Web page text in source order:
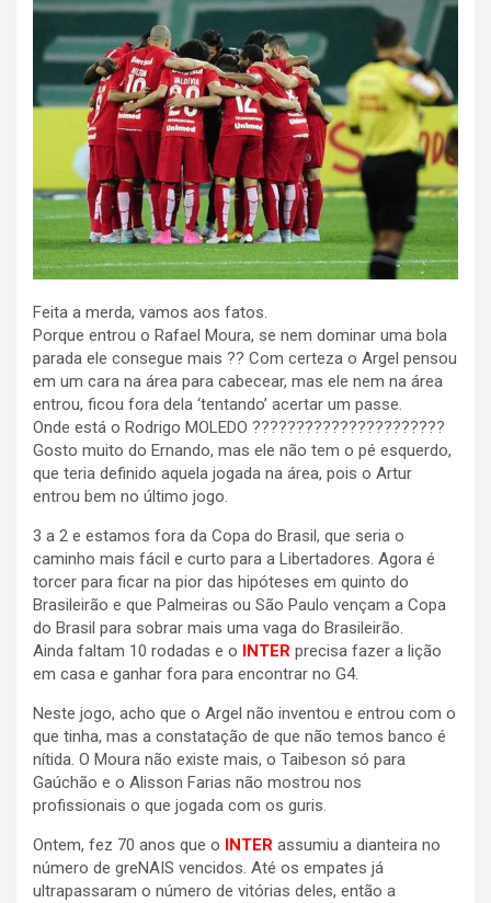
Feita a merda, vamos aos fatos.
Porque entrou o Rafael Moura, se nem dominar uma bola
parada ele consegue mais ?? Com certeza o Argel pensou
em um cara na área para cabecear, mas ele nem na área
entrou, ficou fora dela ‘tentando’ acertar um passe.
Onde está o Rodrigo MOLEDO ??????????????????????
Gosto muito do Ernando, mas ele não tem o pé esquerdo,
que teria definido aquela jogada na área, pois o Artur
entrou bem no último jogo.
3 a 2 e estamos fora da Copa do Brasil, que seria o
caminho mais fácil e curto para a Libertadores. Agora é
torcer para ficar na pior das hipóteses em quinto do
Brasileirão e que Palmeiras ou São Paulo vençam a Copa
do Brasil para sobrar mais uma vaga do Brasileirão.
Ainda faltam 10 rodadas e o INTER precisa fazer a lição
em casa e ganhar fora para encontrar no G4.
Neste jogo, acho que o Argel não inventou e entrou com o
que tinha, mas a constatação de que não temos banco é
nítida. O Moura não existe mais, o Taibeson só para
Gaúchão e o Alisson Farias não mostrou nos
profissionais o que jogada com os guris.
Ontem, fez 70 anos que o INTER assumiu a dianteira no
número de greNAIS vencidos. Até os empates já
ultrapassaram o número de vitórias deles, então a